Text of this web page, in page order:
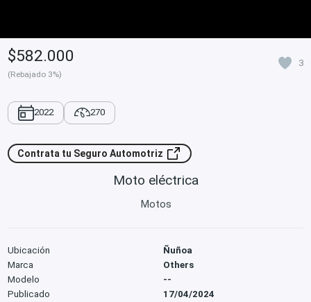
$582.000
(Rebajado 3%)
3
2022 270
Contrata tu Seguro Automotriz
Moto eléctrica
Motos
Ubicación
Ñuñoa
Marca
Others
Modelo
--
Publicado
17/04/2024